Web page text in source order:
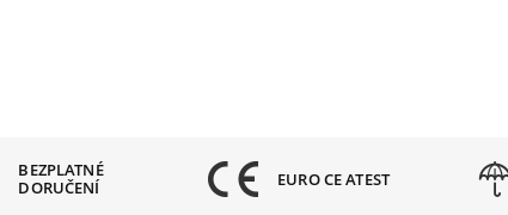
BEZPLATNÉ
DORUČENÍ
EURO CE ATEST